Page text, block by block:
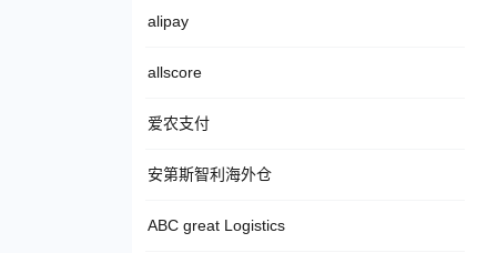
alipay
allscore
爱农支付
安第斯智利海外仓
ABC great Logistics